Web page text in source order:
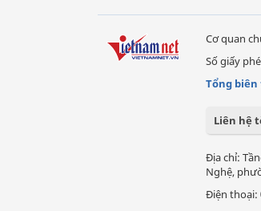
Cơ quan
Số giấy
Tổng biên
Liên hệ
Địa chỉ:
Nghệ,
Điện thoại: